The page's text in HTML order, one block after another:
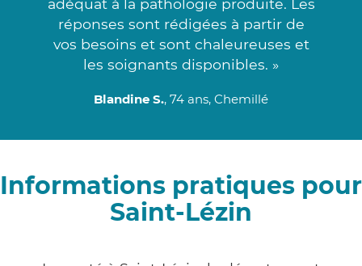
adéquat à la pathologie produite. Les
réponses sont rédigées à partir de
vos besoins et sont chaleureuses et
les soignants disponibles. »
Blandine S., 74 ans, Chemillé
Informations pratiques pour
Saint-Lézin